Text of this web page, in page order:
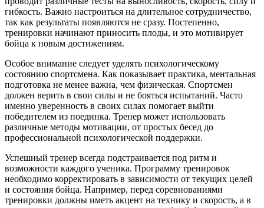
гибкость. Важно настроиться на длительное сотрудничество,
так как результаты появляются не сразу. Постепенно,
тренировки начинают приносить плоды, и это мотивирует
бойца к новым достижениям.
Особое внимание следует уделять психологическому
состоянию спортсмена. Как показывает практика, ментальная
подготовка не менее важна, чем физическая. Спортсмен
должен верить в свои силы и не бояться испытаний. Часто
именно уверенность в своих силах помогает выйти
победителем из поединка. Тренер может использовать
различные методы мотивации, от простых бесед до
профессиональной психологической поддержки.
Успешный тренер всегда подстраивается под ритм и
возможности каждого ученика. Программу тренировок
необходимо корректировать в зависимости от текущих целей
и состояния бойца. Например, перед соревнованиями
тренировки должны иметь акцент на технику и скорость, а в